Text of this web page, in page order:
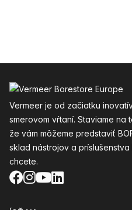
Vermeer je od začiatku
smerovom vŕtaní. Staviame na
že vám môžeme predstaviť
sklad nástrojov a
chcete.
Facebook
Instagram
YouTube
LinkedIn